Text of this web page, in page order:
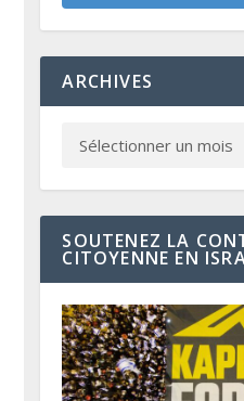
ARCHIVES
SOUTENEZ LA
CITOYENNE EN